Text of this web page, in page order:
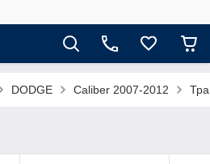
DODGE Caliber 2007-2012